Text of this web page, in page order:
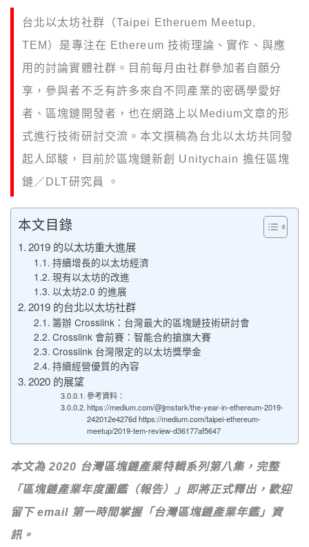
台北以太坊社群（Taipei Etheruem Meetup,
TEM）是專注在 Ethereum 技術理論、實作、與應
用的討論實體社群。目前每月由社群參加者自願分
享，參與者不乏有許多來自不同產業的密碼學愛好
者、區塊鏈開發者，也在網路上以Medium文章的形
式進行技術研討交流。本文撰稿為台北以太坊共同發
起人邱駿，目前於區塊鏈新創 Unitychain 擔任區塊
鏈／DLT研究員 。
本文目錄
2019 的以太坊重大進展
持續增長的以太坊經濟
現有以太坊的改進
以太坊2.0 的進展
2019 的台北以太坊社群
籌辦 Crosslink：台灣最大的區塊鏈技術研討會
Crosslink 會前賽：智能合約搶旗大賽
Crosslink 台灣限定的以太坊獎學金
持續經營優質的內容
2020 的展望
參考資料：
https://medium.com/@jjmstark/the-year-in-ethereum-2019-
242012e4276d https://medium.com/taipei-ethereum-
meetup/2019-tem-review-d36177af5647
本文為 2020 台灣區塊鏈產業特輯系列第八集，完整
「區塊鏈產業年度圖鑑（報告）」即將正式釋出，歡迎
留下 email 第一時間掌握「台灣區塊鏈產業年鑑」資
訊。